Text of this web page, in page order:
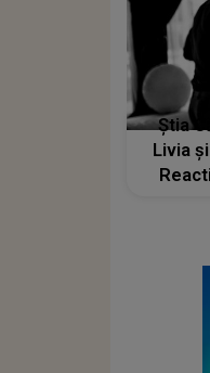
Știa
Livia